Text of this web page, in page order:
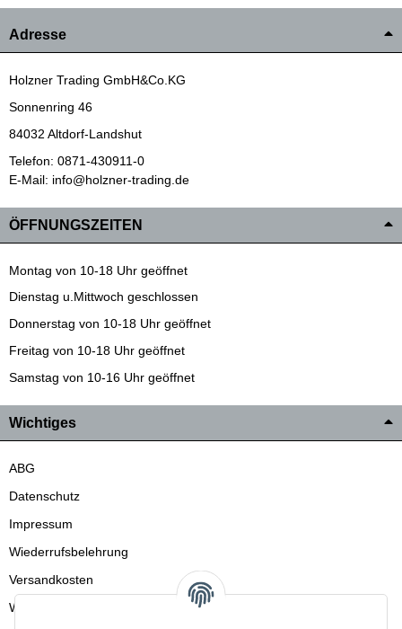
Adresse
Holzner Trading GmbH&Co.KG
Sonnenring 46
84032 Altdorf-Landshut
Telefon: 0871-430911-0
E-Mail: info@holzner-trading.de
ÖFFNUNGSZEITEN
Montag von 10-18 Uhr geöffnet
Dienstag u.Mittwoch geschlossen
Donnerstag von 10-18 Uhr geöffnet
Freitag von 10-18 Uhr geöffnet
Samstag von 10-16 Uhr geöffnet
Wichtiges
ABG
Datenschutz
Impressum
Wiederrufsbelehrung
Versandkosten
Wir liefern auch in die Schweiz